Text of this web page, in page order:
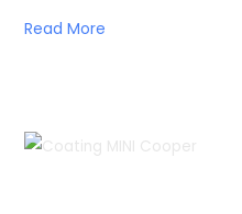
Read More